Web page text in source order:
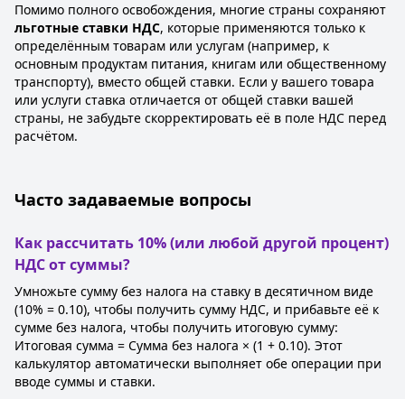
Помимо полного освобождения, многие страны сохраняют
льготные ставки НДС, которые применяются только к
определённым товарам или услугам (например, к
основным продуктам питания, книгам или общественному
транспорту), вместо общей ставки. Если у вашего товара
или услуги ставка отличается от общей ставки вашей
страны, не забудьте скорректировать её в поле НДС перед
расчётом.
Часто задаваемые вопросы
Как рассчитать 10% (или любой другой процент)
НДС от суммы?
Умножьте сумму без налога на ставку в десятичном виде
(10% = 0.10), чтобы получить сумму НДС, и прибавьте её к
сумме без налога, чтобы получить итоговую сумму:
Итоговая сумма = Сумма без налога × (1 + 0.10). Этот
калькулятор автоматически выполняет обе операции при
вводе суммы и ставки.